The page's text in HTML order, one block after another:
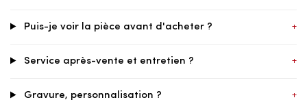
Puis-je voir la pièce avant d'acheter ? +
Service après-vente et entretien ? +
Gravure, personnalisation ? +